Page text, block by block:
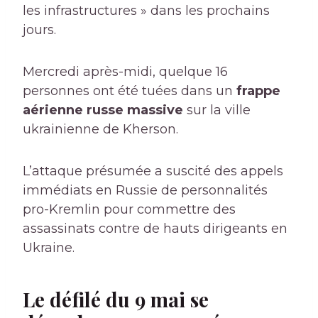
les infrastructures » dans les prochains
jours.
Mercredi après-midi, quelque 16
personnes ont été tuées dans un frappe
aérienne russe massive sur la ville
ukrainienne de Kherson.
L’attaque présumée a suscité des appels
immédiats en Russie de personnalités
pro-Kremlin pour commettre des
assassinats contre de hauts dirigeants en
Ukraine.
Le défilé du 9 mai se